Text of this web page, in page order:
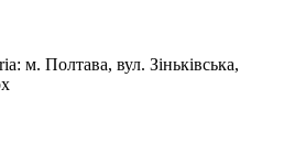
м. Полтава, вул. Зіньківська,